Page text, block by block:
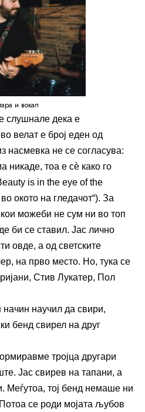
и вокал
слушнале дека е
велат е број еден од
насмевка не се согласува:
никаде, тоа е сѐ како го
is in the eye of the
окото на гледачот“). За
можеби не сум ни во топ
би се ставил. Јас лично
овде, а од светските
на прво место. Но, тука се
Стив Лукатер, Пол
начин научил да свири,
бенд свирел на друг
тројца другари
Јас свирев на тапани, а
Меѓутоа, тој бенд немаше ни
се роди мојата љубов